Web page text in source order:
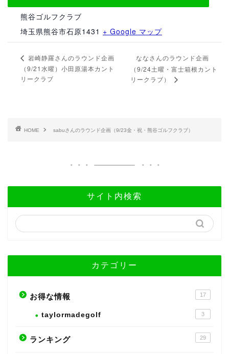
熊谷ゴルフクラブ
埼玉県熊谷市石原1431 + Google マップ
岩崎静羅さんのラウンド企画
（9/21水曜）小田原湯本カント
リークラブ
ななさんのラウンド企画
（9/24土曜・富士箱根カント
リークラブ）
HOME sabuさんのラウンド企画（9/23金・祝・熊谷ゴルフクラブ）
サイト内検索
カテゴリー
お得な情報 17
taylormadegolf 3
ランキング 29